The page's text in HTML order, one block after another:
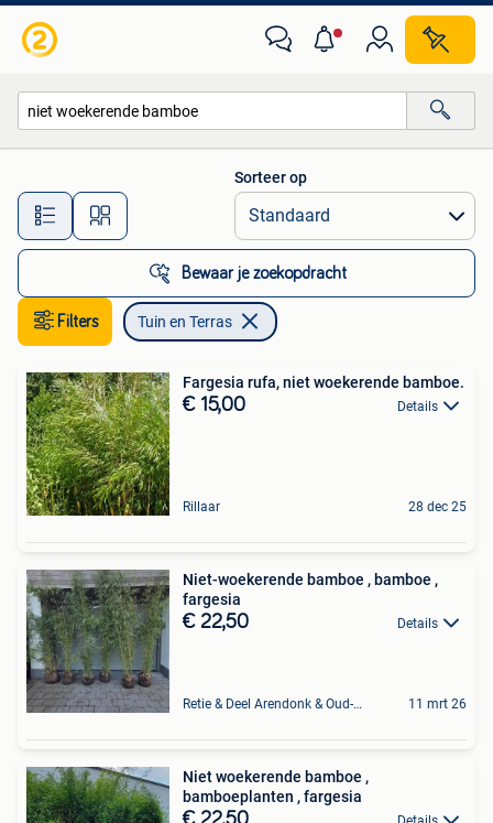
Alle afstanden…
Sorteer op
Bewaar je zoekopdracht
Filters Tuin en Terras
Fargesia rufa, niet woekerende bamboe.
€ 15,00 Details
Rillaar 28 dec 25
Niet-woekerende bamboe , bamboe ,
fargesia
€ 22,50 Details
Retie & Deel Arendonk & Oud-Turnhout 11 mrt 26
Niet woekerende bamboe ,
bamboeplanten , fargesia